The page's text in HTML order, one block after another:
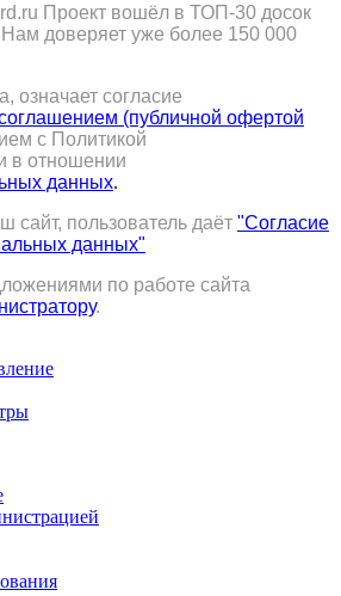
Проект вошёл в ТОП-30 досок
Нам доверяет уже более 150 000
означает согласие
(публичной офертой
с Политикой
в отношении
данных.
сайт, пользователь даёт "Согласие
данных"
по работе сайта
.